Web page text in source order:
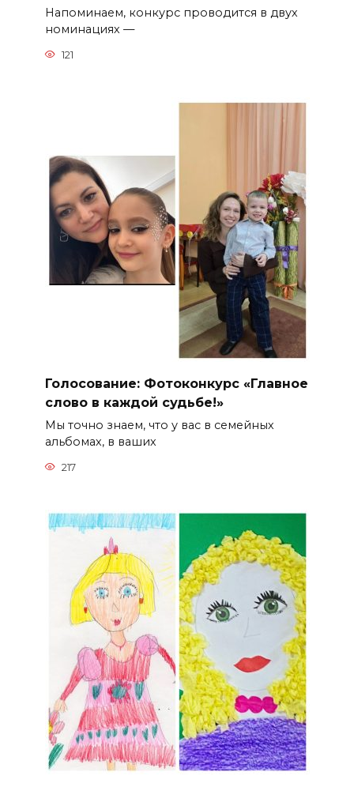
Напоминаем, конкурс проводится в двух
номинациях —
121
Голосование: Фотоконкурс «Главное
слово в каждой судьбе!»
Мы точно знаем, что у вас в семейных
альбомах, в ваших
217